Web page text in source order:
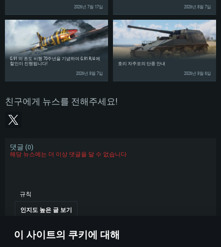
이 사이트의 쿠키에 대해
운영체제: Windows 10/11 (64 bit)
프로세서: Intel Core i5 또는 Ryzen 5 3600 이상
메모리: 16 GB 이상
그래픽 카드: DirectX 11 이상을 지원하는 Nvidia GeForce 1060, 또는 AMD RX
570 혹은 그 이상
네트워크: 브로드밴드 인터넷
운영체제: Mac OS Big Sur 11.0
프로세서: Core i7 (Intel Xeon 은 지원하지 않습니다)
메모리: 8 GB
그래픽 카드: Metal을 지원하는 Radeon Vega II 이상
네트워크: 브로드밴드 인터넷
권장 사양
운영체제: Ubuntu 20.04 64bit
프로세서: Intel Core i7
메모리: 16 GB
그래픽 카드: Vulkan 을 지원하고, 최신 그래픽 드라이버를 지원하는 NVIDIA
1060 (6개월 미만) 혹은 그와 동급의 성능을 가지며 최신 그래픽 드라이버를
지원하는 AMD RX 570 (6개월 미만; 최소사양 지원 해상도 720p) 이상
네트워크: 브로드밴드 인터넷
2026년 7월 17일
2026년 8월 7일
G.91 의 초도 비행 70주년을 기념하여 G.91 R/4 에
할인이 진행됩니다!
2026년 8월 7일
호리 자주포의 단종 안내
2026년 8월 6일
친구에게 뉴스를 전해주세요!
댓글 (0)
해당 뉴스에는 더 이상 댓글을 달 수 없습니다
규칙
인지도 높은 글 보기